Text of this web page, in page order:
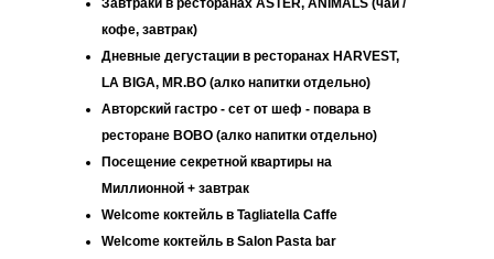
Завтраки в ресторанах ASTER, ANIMALS (чай /
кофе, завтрак)
Дневные дегустации в ресторанах HARVEST,
LA BIGA, MR.BO (алко напитки отдельно)
Авторский гастро - сет от шеф - повара в
ресторане BOBO (алко напитки отдельно)
Посещение секретной квартиры на
Миллионной + завтрак
Welcome коктейль в Tagliatella Caffe
Welcome коктейль в Salon Pasta bar